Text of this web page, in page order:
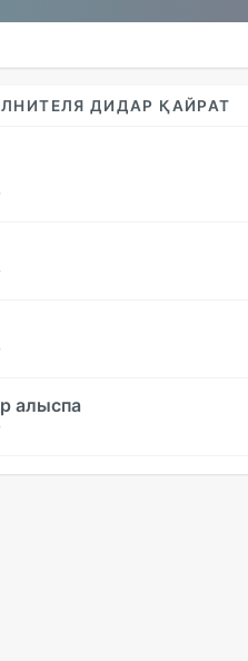
ДИДАР ҚАЙРАТ
алыспа